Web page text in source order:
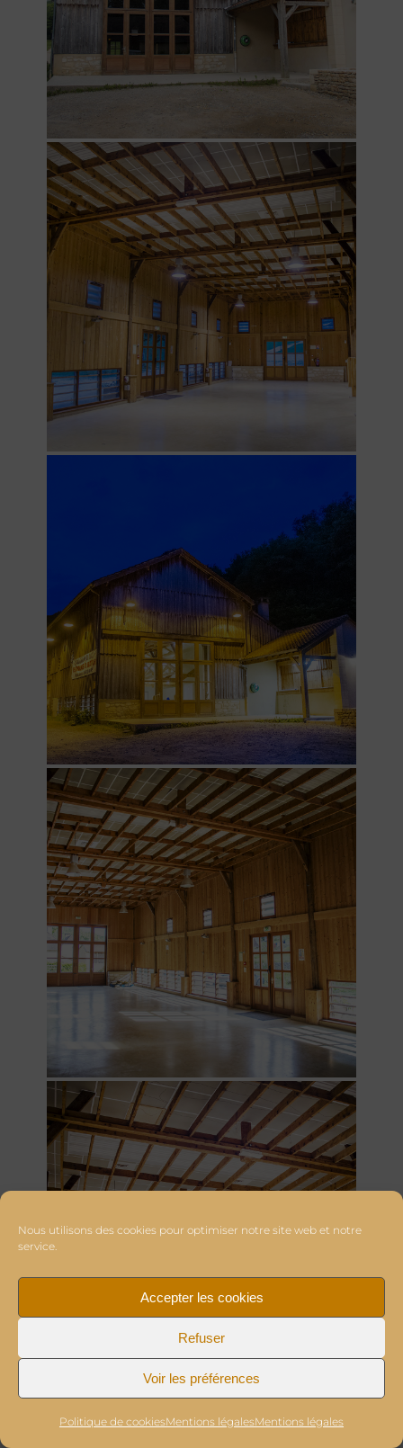
Nous utilisons des cookies pour optimiser notre site web et notre
service.
Accepter les cookies
Refuser
Voir les préférences
Politique de cookiesMentions légalesMentions légales